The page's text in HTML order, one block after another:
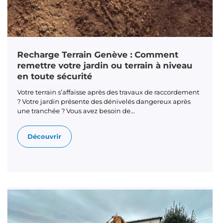
Recharge Terrain Genève : Comment
remettre votre jardin ou terrain à niveau
en toute sécurité
Votre terrain s’affaisse après des travaux de raccordement
? Votre jardin présente des dénivelés dangereux après
une tranchée ? Vous avez besoin de...
Découvrir